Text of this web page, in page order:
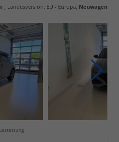
, Landesversion: EU - Europa, Neuwagen